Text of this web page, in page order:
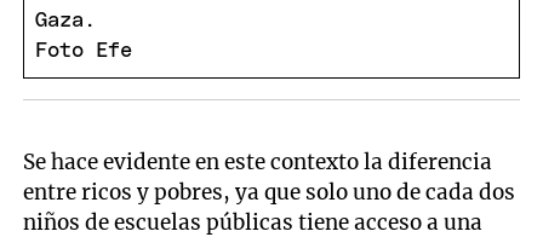
Se hace evidente en este contexto la diferencia
entre ricos y pobres, ya que solo uno de cada dos
niños de escuelas públicas tiene acceso a una